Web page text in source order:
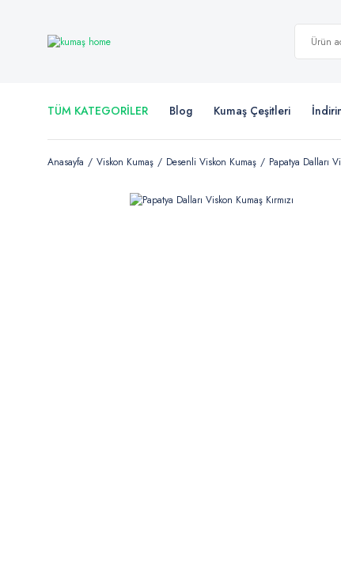
TÜM KATEGORİLER Blog Kumaş Çeşitleri
Anasayfa Viskon Kumaş Desenli Viskon Kumaş Papatya Dalları